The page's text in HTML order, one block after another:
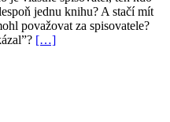
jednu knihu? A stačí mít
považovat za spisovatele?
[…]